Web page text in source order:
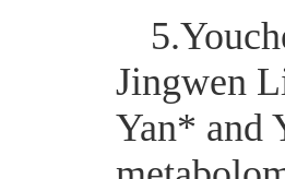
5.
Jingwen
Yan* and